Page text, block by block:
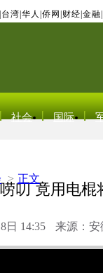
台湾 华人 侨网 财经 金融
社会 国际
> 正文
叨 竟用电棍
日 14:35 来源：安